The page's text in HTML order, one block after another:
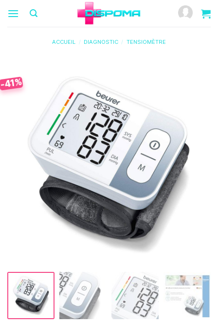
ACCUEIL / DIAGNOSTIC / TENSIOMÈTRE
-41%